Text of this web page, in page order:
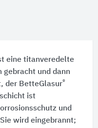
eine titanveredelte
gebracht und dann
der BetteGlasur®
ist
und
wird eingebrannt;